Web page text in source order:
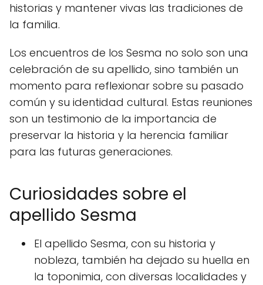
historias y mantener vivas las tradiciones de
la familia.
Los encuentros de los Sesma no solo son una
celebración de su apellido, sino también un
momento para reflexionar sobre su pasado
común y su identidad cultural. Estas reuniones
son un testimonio de la importancia de
preservar la historia y la herencia familiar
para las futuras generaciones.
Curiosidades sobre el
apellido Sesma
El apellido Sesma, con su historia y
nobleza, también ha dejado su huella en
la toponimia, con diversas localidades y